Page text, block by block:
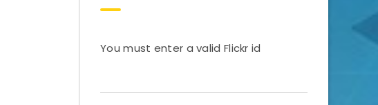
You must enter a valid Flickr id